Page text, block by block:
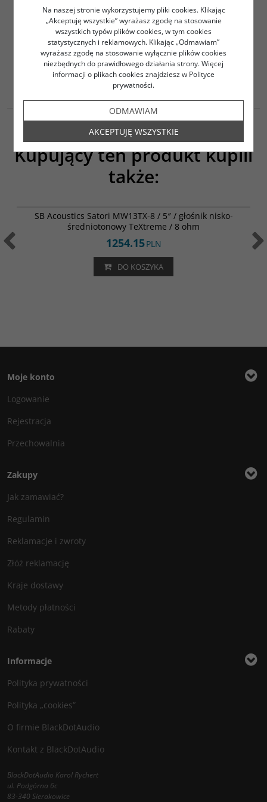
Długość: 19mm
Średnica zewnętrzna 10mm
Gwint M6
Cena za 1 sztukę
Kupujący ten produkt kupili
także:
SB Acoustics Satori MW13TX-8 / 5″ / głośnik nisko-
średniotonowy TeXtreme / 8 ohm
1254.15PLN
DO KOSZYKA
Moje konto
Logowanie
Rejestracja
Przechowalnia
Zakupy
Jak zamawiać?
Regulamin
Reklamacje i zwroty
Złóż reklamację
Kraje dostawy
Metody płatności
Rabaty
Informacje
Polityka prywatności
Polityka „cookies”
O firmie BlackDotAudio
Kontakt z BlackDotAudio
BlackDotAudio Karol Rychert
ul. Podgórna 6c
83-340 Sierakowice
Na naszej stronie wykorzystujemy pliki cookies. Klikając
„Akceptuję wszystkie” wyrażasz zgodę na stosowanie
wszystkich typów plików cookies, w tym cookies
statystycznych i reklamowych. Klikając „Odmawiam”
wyrażasz zgodę na stosowanie wyłącznie plików cookies
niezbędnych do prawidłowego działania strony. Więcej
informacji o plikach cookies znajdziesz w Polityce
prywatności.
ODMAWIAM
AKCEPTUJĘ WSZYSTKIE